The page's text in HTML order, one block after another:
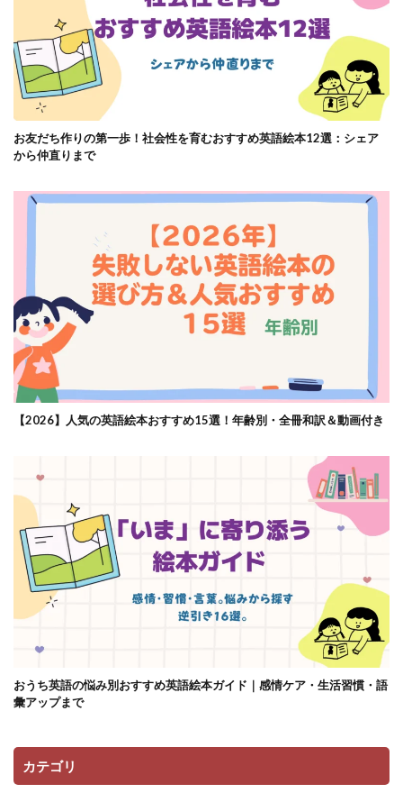
お友だち作りの第一歩！社会性を育むおすすめ英語絵本12選：シェア
から仲直りまで
【2026】人気の英語絵本おすすめ15選！年齢別・全冊和訳＆動画付き
おうち英語の悩み別おすすめ英語絵本ガイド｜感情ケア・生活習慣・語
彙アップまで
カテゴリ